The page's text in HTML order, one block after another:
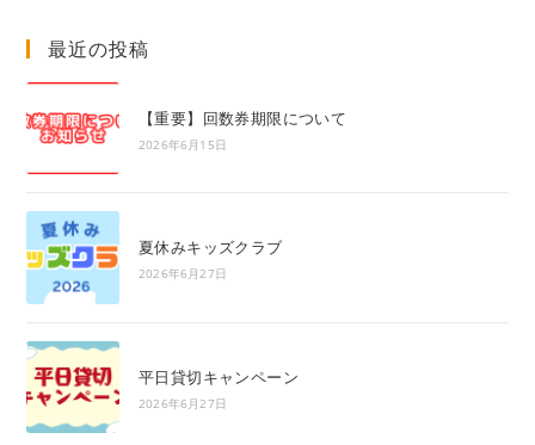
最近の投稿
【重要】回数券期限について
2026年6月15日
夏休みキッズクラブ
2026年6月27日
平日貸切キャンペーン
2026年6月27日